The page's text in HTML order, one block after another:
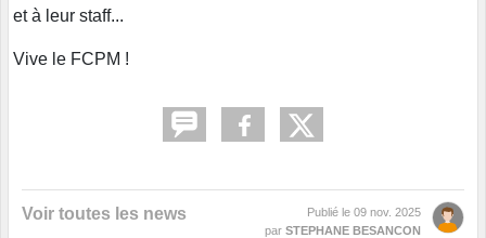
et à leur staff...
Vive le FCPM !
Voir toutes les news Publié le 09 nov. 2025
par STEPHANE BESANCON